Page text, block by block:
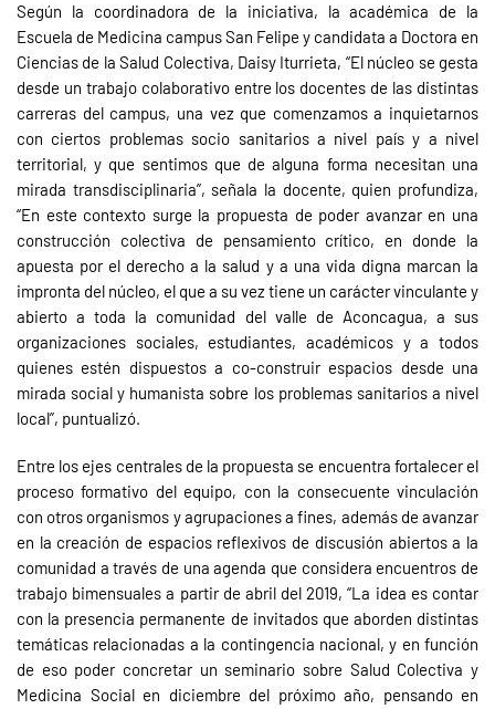
Según la coordinadora de la iniciativa, la académica de la
Escuela de Medicina campus San Felipe y candidata a Doctora en
Ciencias de la Salud Colectiva, Daisy Iturrieta, “El núcleo se gesta
desde un trabajo colaborativo entre los docentes de las distintas
carreras del campus, una vez que comenzamos a inquietarnos
con ciertos problemas socio sanitarios a nivel país y a nivel
territorial, y que sentimos que de alguna forma necesitan una
mirada transdisciplinaria”, señala la docente, quien profundiza,
“En este contexto surge la propuesta de poder avanzar en una
construcción colectiva de pensamiento crítico, en donde la
apuesta por el derecho a la salud y a una vida digna marcan la
impronta del núcleo, el que a su vez tiene un carácter vinculante y
abierto a toda la comunidad del valle de Aconcagua, a sus
organizaciones sociales, estudiantes, académicos y a todos
quienes estén dispuestos a co-construir espacios desde una
mirada social y humanista sobre los problemas sanitarios a nivel
local”, puntualizó.
Entre los ejes centrales de la propuesta se encuentra fortalecer el
proceso formativo del equipo, con la consecuente vinculación
con otros organismos y agrupaciones a fines, además de avanzar
en la creación de espacios reflexivos de discusión abiertos a la
comunidad a través de una agenda que considera encuentros de
trabajo bimensuales a partir de abril del 2019, “La idea es contar
con la presencia permanente de invitados que aborden distintas
temáticas relacionadas a la contingencia nacional, y en función
de eso poder concretar un seminario sobre Salud Colectiva y
Medicina Social en diciembre del próximo año, pensando en